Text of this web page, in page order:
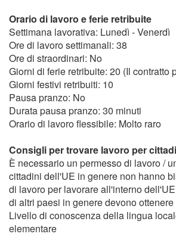
Orario di lavoro e ferie retribuite
Settimana lavorativa: Lunedì - Venerdì
Ore di lavoro settimanali: 38
Ore di straordinari: No
Giorni di ferie retribuite: 20 (Il contratto
Giorni festivi retribuiti: 10
Pausa pranzo: No
Durata pausa pranzo: 30 minuti
Orario di lavoro flessibile: Molto raro
Consigli per trovare lavoro per
È necessario un permesso di lavoro /
cittadini dell'UE in genere non hanno
di lavoro per lavorare all'interno
di altri paesi in genere devono
Livello di conoscenza della lingua
elementare